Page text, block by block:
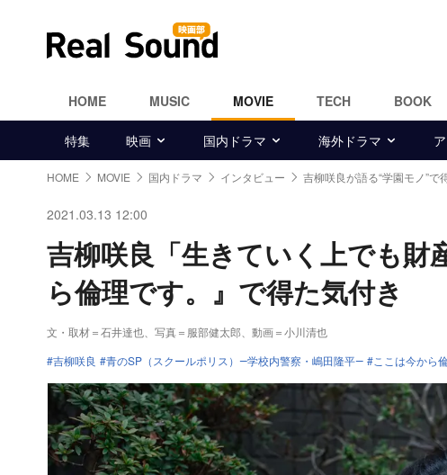
HOME MUSIC MOVIE TECH BOOK
特集 映画 国内ドラマ 海外ドラマ
HOME MOVIE 国内ドラマ インタビュー 吉柳咲良が語る“学園モノ”で
2021.03.13 12:00
吉柳咲良「生きていく上でも
ら倫理です。』で得た気付き
文・取材＝石井達也、写真＝服部健太郎、動画＝小川清也
吉柳咲良
青のSP（スクールポリス）―学校内警察・嶋田隆平― ここは今から